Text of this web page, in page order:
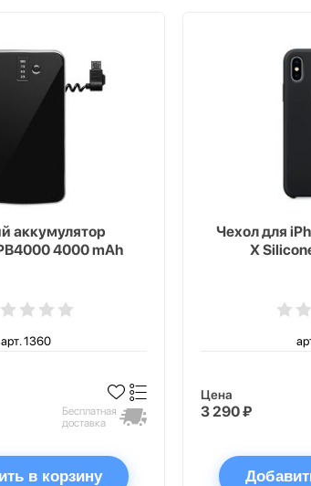
аккумулятор
4000 mAh
арт. 1360
Бесплатная
доставка
в корзину
Чехол для
X
Цена
3 290 ₽